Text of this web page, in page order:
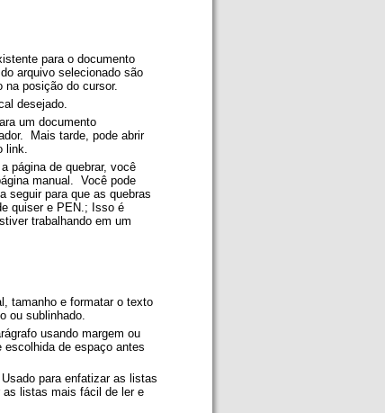
para o documento
arquivo selecionado são
na posição do cursor.
desejado.
um documento
Mais tarde, pode abrir
link.
página de quebrar, você
manual. Você pode
seguir para que as quebras
quiser e PEN.; Isso é
trabalhando em um
tamanho e formatar o texto
ou sublinhado.
usando margem ou
escolhida de espaço antes
para enfatizar as listas
listas mais fácil de ler e